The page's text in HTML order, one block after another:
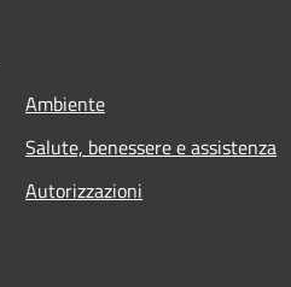
Ambiente
Salute, benessere e assistenza
Autorizzazioni